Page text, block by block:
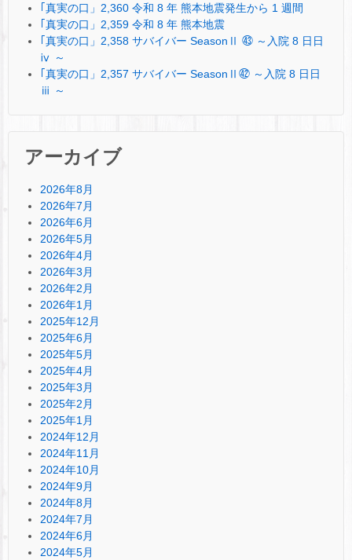
｢真実の口」2,360 令和 8 年 熊本地震発生から 1 週間
｢真実の口」2,359 令和 8 年 熊本地震
｢真実の口」2,358 サバイバー SeasonⅡ ㊸ ～入院 8 日日
ⅳ ～
｢真実の口」2,357 サバイバー SeasonⅡ㊷ ～入院 8 日日
ⅲ ～
アーカイブ
2026年8月
2026年7月
2026年6月
2026年5月
2026年4月
2026年3月
2026年2月
2026年1月
2025年12月
2025年6月
2025年5月
2025年4月
2025年3月
2025年2月
2025年1月
2024年12月
2024年11月
2024年10月
2024年9月
2024年8月
2024年7月
2024年6月
2024年5月